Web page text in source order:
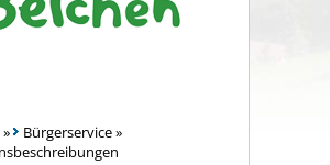
» Bürgerservice»